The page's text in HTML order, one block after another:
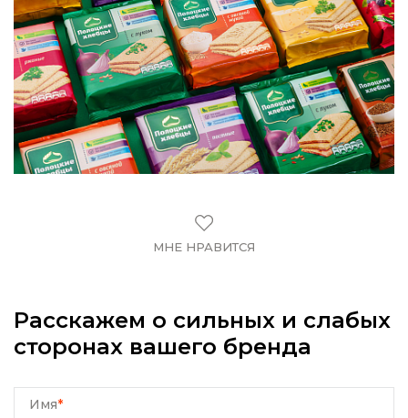
МНЕ НРАВИТСЯ
Расскажем о сильных и слабых
сторонах вашего бренда
Имя*